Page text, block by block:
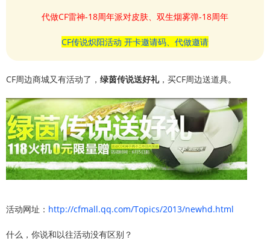
代做CF雷神-18周年派对皮肤、双生烟雾弹-18周年
CF传说炽阳活动 开卡邀请码、代做邀请
CF周边商城又有活动了， 绿茵传说送好礼，买CF周边送道具。
活动网址： http://cfmall.qq.com/Topics/2013/newhd.html
什么，你说和以往活动没有区别？